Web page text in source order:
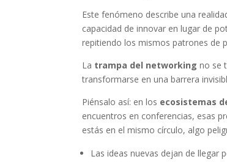
Este fenómeno describe una
capacidad de innovar en lugar de
repitiendo los mismos patrones de
La trampa del networking no se
transformarse en una barrera
Piénsalo así: en los ecosistemas
encuentros en conferencias, esas
estás en el mismo círculo, algo
Las ideas nuevas dejan de llegar